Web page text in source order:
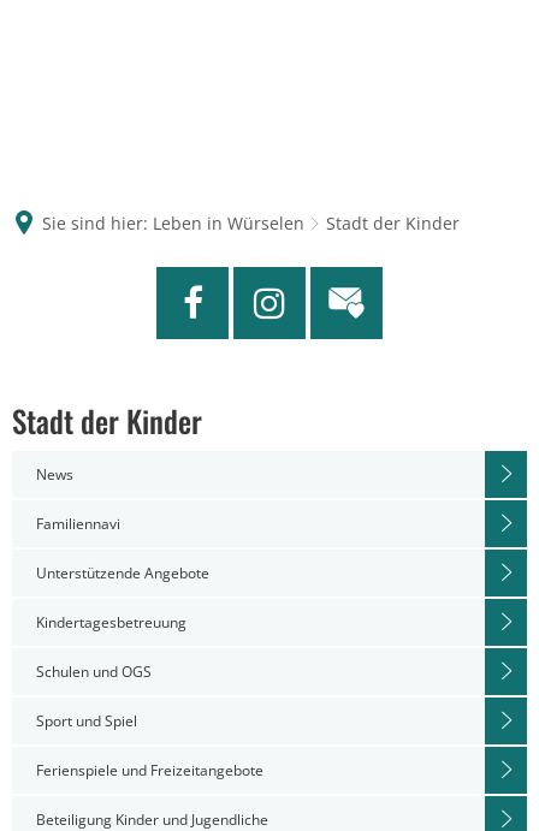
Sie sind hier: Leben in Würselen Stadt der Kinder
Stadt
Stadt der Kinder
News
Familiennavi
Unterstützende Angebote
Kindertagesbetreuung
Schulen und OGS
Sport und Spiel
Ferienspiele und Freizeitangebote
Beteiligung Kinder und Jugendliche